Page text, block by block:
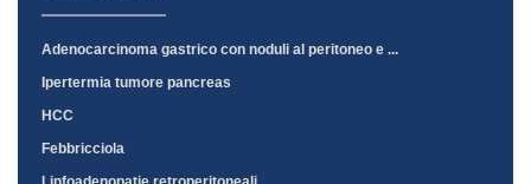
Adenocarcinoma gastrico con noduli al peritoneo e ...
Ipertermia tumore pancreas
HCC
Febbricciola